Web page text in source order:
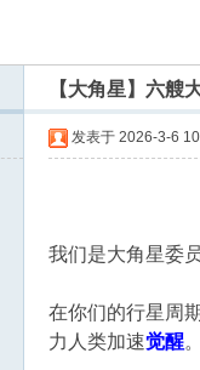
【大角星】六艘
发表于 2026-3-6
我们是大角星委
在你们的行星周
力人类加速觉醒。